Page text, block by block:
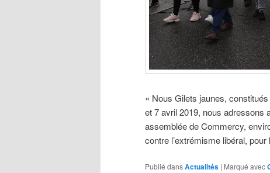
« Nous Gilets jaunes,
et 7 avril 2019, nous adressons
assemblée de Commercy,
contre l’extrémisme libéral,
Publié dansActualités | Marqué avec